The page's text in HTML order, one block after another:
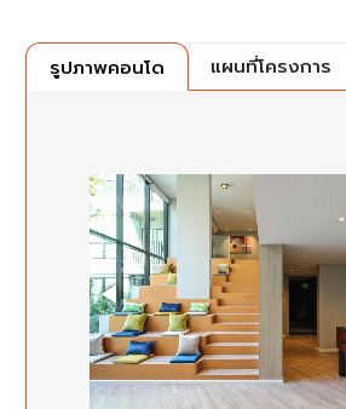
รูปภาพคอนโด แผนที่โครงการ